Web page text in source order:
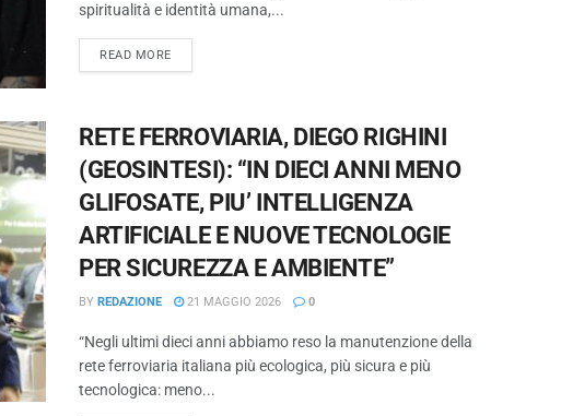
spiritualità e identità umana,...
READ MORE
RETE FERROVIARIA, DIEGO RIGHINI
(GEOSINTESI): “IN DIECI ANNI MENO
GLIFOSATE, PIU’ INTELLIGENZA
ARTIFICIALE E NUOVE TECNOLOGIE
PER SICUREZZA E AMBIENTE”
BY REDAZIONE 21 MAGGIO 2026 0
“Negli ultimi dieci anni abbiamo reso la manutenzione della
rete ferroviaria italiana più ecologica, più sicura e più
tecnologica: meno...